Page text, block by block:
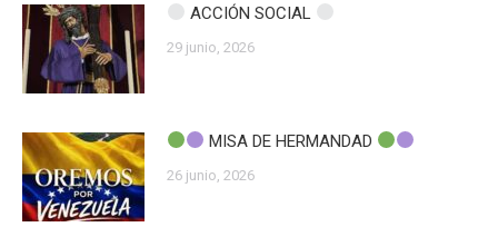
ACCIÓN SOCIAL
29 junio, 2026
MISA DE HERMANDAD
26 junio, 2026